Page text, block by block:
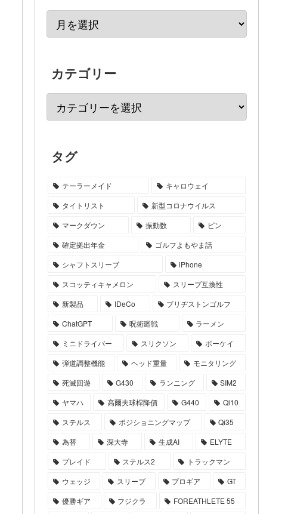
カテゴリー
タグ
テーラーメイド
キャロウェイ
タイトリスト
新型コロナウイルス
マークダウン
振動数
ピン
確定拠出年金
ゴルフよもやま話
シャフトスリーブ
iPhone
スコッティキャメロン
スリーブ互換性
新製品
IDeCo
ブリヂストンゴルフ
ChatGPT
呪術廻戦
ラーメン
ミニドライバー
スリクソン
ボーケイ
弾道調整機能
ヘッド重量
モニタリング
死滅回遊
G430 ランニング
SIM2
ヤマハ
高爾夫球桿降價 G440
Qi10
ステルス
ポジショニングマップ
Qi35
為替
深大寺 生成AI
ELYTE
プレイド
ステルス2
トラックマン
ウェッジ
スリーブ プロギア
GT
優勝ギア
フジクラ
FOREATHLETE 55